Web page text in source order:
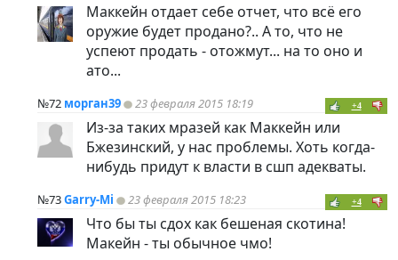
Маккейн отдает себе отчет, что всё его
оружие будет продано?.. А то, что не
успеют продать - отожмут... на то оно и
ато...
№72 морган39 23 февраля 2015 18:19 +4
Из-за таких мразей как Маккейн или
Бжезинский, у нас проблемы. Хоть когда-
нибудь придут к власти в сшп адекваты.
№73Garry-Mi 23 февраля 2015 18:23 +4
Что бы ты сдох как бешеная скотина!
Макейн - ты обычное чмо!